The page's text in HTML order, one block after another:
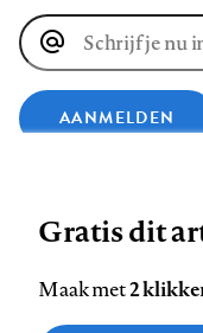
E-
mailadres
AANMELDEN
Zie onze cookie policy
Gratis dit
Maak met2